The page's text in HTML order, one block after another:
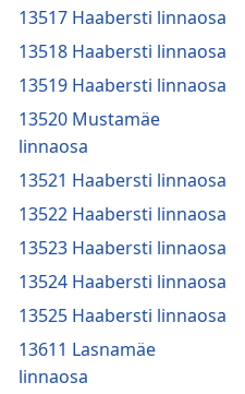
13517 Haabersti linnaosa
13518 Haabersti linnaosa
13519 Haabersti linnaosa
13520 Mustamäe
linnaosa
13521 Haabersti linnaosa
13522 Haabersti linnaosa
13523 Haabersti linnaosa
13524 Haabersti linnaosa
13525 Haabersti linnaosa
13611 Lasnamäe
linnaosa